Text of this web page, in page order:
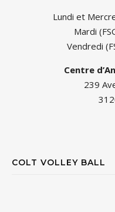
Lundi et
Mardi
Vendredi
Centre
239
COLT VOLLEY BALL